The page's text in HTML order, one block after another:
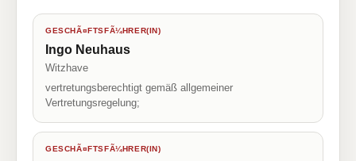
GESCHÃ¤FTSFÃ¼HRER(IN)
Ingo Neuhaus
Witzhave
vertretungsberechtigt gemäß allgemeiner
Vertretungsregelung;
GESCHÃ¤FTSFÃ¼HRER(IN)